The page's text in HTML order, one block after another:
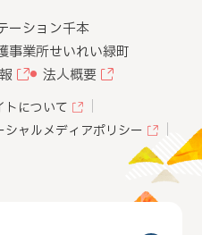
ーション千本
事業所せいれい緑町
法人概要
トについて
シャルメディアポリシー